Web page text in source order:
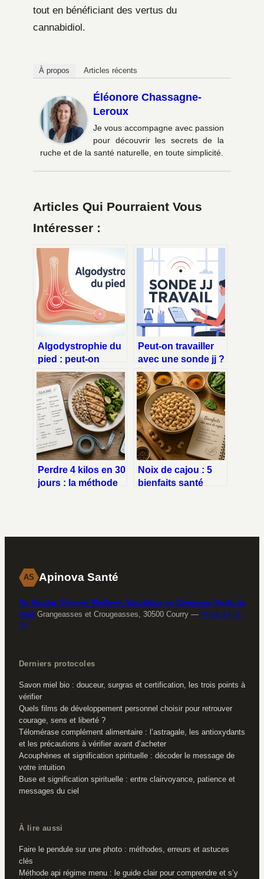
tout en bénéficiant des vertus du
cannabidiol.
À propos Articles récents
Éléonore Chassagne-
Leroux
Je vous accompagne avec passion
pour découvrir les secrets de la
ruche et de la santé naturelle, en toute simplicité.
Articles Qui Pourraient Vous
Intéresser :
Algodystrophie du
pied : peut-on
marcher
normalement ?
Peut-on travailler
avec une sonde jj ?
ce qu’il faut
vraiment savoir
Perdre 4 kilos en 30
jours : la méthode
durable
Noix de cajou : 5
bienfaits santé
AS Apinova Santé
Au Rucher Cévenol Miellerie Apiculteur en Cévennes Vente de
miel Grangeasses et Crougeasses, 30500 Courry — 04 66 24 37
70
Derniers protocoles
Savon miel bio : douceur, surgras et certification, les trois points à
vérifier
Quels films de développement personnel choisir pour retrouver
courage, sens et liberté ?
Télomérase complément alimentaire : l’astragale, les antioxydants
et les précautions à vérifier avant d’acheter
Acouphènes et signification spirituelle : décoder le message de
votre intuition
Buse et signification spirituelle : entre clairvoyance, patience et
messages du ciel
À lire aussi
Faire le pendule sur une photo : méthodes, erreurs et astuces
clés
Méthode api régime menu : le guide clair pour comprendre et s’y